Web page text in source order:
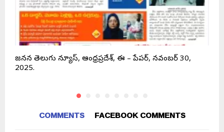
జనసేన తెలుగు న్యూస్, ఆంధ్రప్రదేశ్, ఈ – పేపర్, నవంబర్ 30,
2025.
COMMENTS FACEBOOK COMMENTS